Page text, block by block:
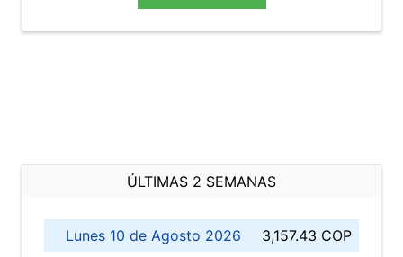
ÚLTIMAS 2 SEMANAS
Lunes 10 de Agosto 2026
3,157.43 COP